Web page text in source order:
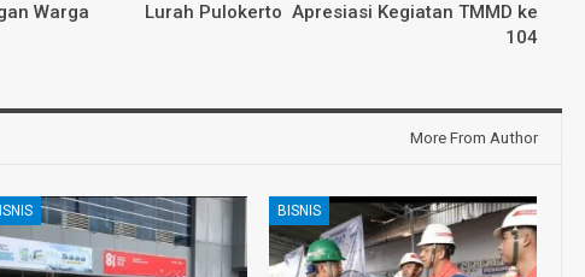
Warga
Lurah Pulokerto Apresiasi Kegiatan TMMD ke
104
More From Author
BISNIS